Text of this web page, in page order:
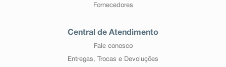
Fornecedores
Central de Atendimento
Fale conosco
Entregas, Trocas e Devoluções